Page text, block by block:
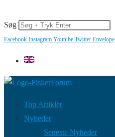
Søg
Facebook Instagram Youtube Twitter Envelope
Top Artikler
Nyheder
Seneste Nyheder